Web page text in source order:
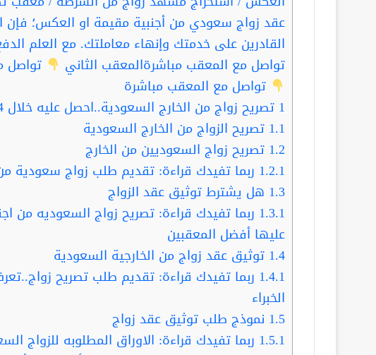
عقد زواج سعودي من أجنبية مقيمة او العكس؛ فإن
القادرين على خدمتك وإنهاء معاملتك. مع العلم
تواصل مع المعقب مباشرةالمعقب الثاني
تواصل
تواصل مع المعقب مباشرة
1 تصريح زواج من الخارج السعودية..احصل عليه خلال 24 ساعة
1.1 تصريح الزواج من الخارج السعودية
1.2 تصريح زواج السعوديين من الخارج
1.2.1 ربما تفيدك قراءة: تقديم طلب زواج سعودية
1.3 هل يشترط توثيق عقد الزواج
1.3.1 ربما تفيدك قراءة: تصريح زواج السعوديه من
عليها أفضل المعقبين
1.4 توثيق عقد زواج من الخارجية السعودية
1.4.1 ربما تفيدك قراءة: تقديم طلب تصريح
الخبراء
1.5 نموذج طلب توثيق عقد زواج
1.5.1 ربما تفيدك قراءة: الاوراق المطلوبه للزواج